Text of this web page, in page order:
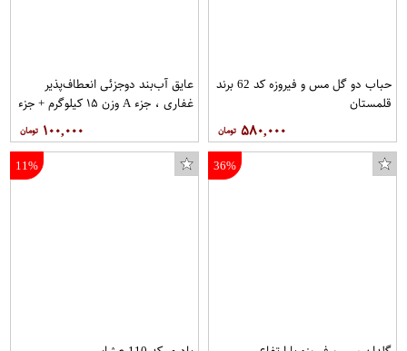
حباب دو گل مس و فیروزه کد 62 برند
قلمستان
۵۸۰,۰۰۰
عایق آب‌بند دوجزئی انعطاف‌پذیر
غفاری ، جزء A وزن ۱۵ کیلوگرم + جزء
۱۰۰,۰۰۰
36%
11%